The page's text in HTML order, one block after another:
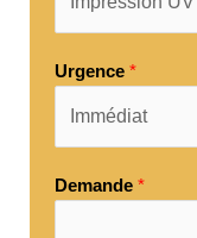
Urgence *
Demande *